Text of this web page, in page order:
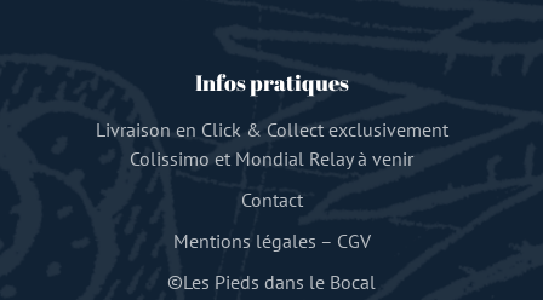
Infos pratiques
Livraison en Click & Collect exclusivement
Colissimo et Mondial Relay à venir
Contact
Mentions légales – CGV
©Les Pieds dans le Bocal